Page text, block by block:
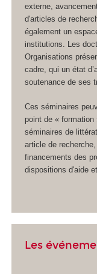
externe,
d'articles de
également un
institutions. Les
Organisations
cadre, qui un état
soutenance de ses
Ces séminaires
point de «
séminaires de
article de
financements des
dispositions d'aide
Les